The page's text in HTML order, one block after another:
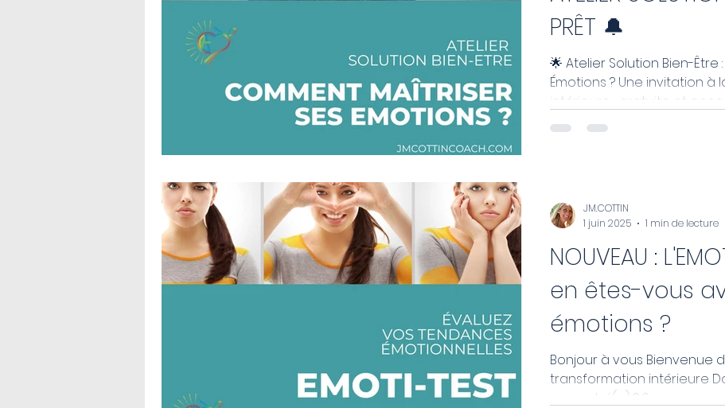
PRÊT 🔔
🌟 Atelier Solution Bien-
Émotions ? Une invitation à la transformation
intérieure… gratuite et
NOUVEAU :
en êtes-vous
émotions ?
Bonjour à vous Bienvenue
transformation intérieure
ou centré(e) ? Savez-vous
JM.COTTIN
1 juin 2025
1 min de lecture